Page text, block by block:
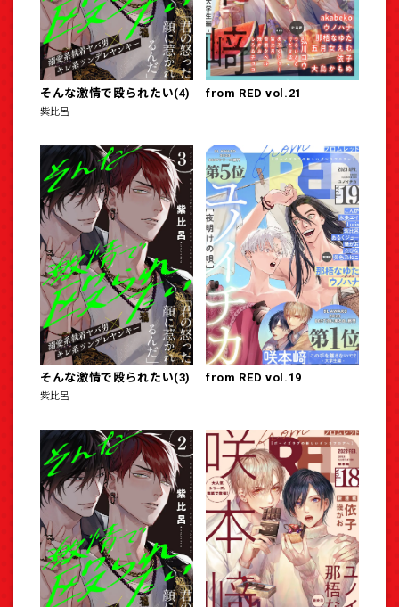
そんな激情で殴られたい(4)
紫比呂
from RED vol.21
そんな激情で殴られたい(3)
紫比呂
from RED vol.19